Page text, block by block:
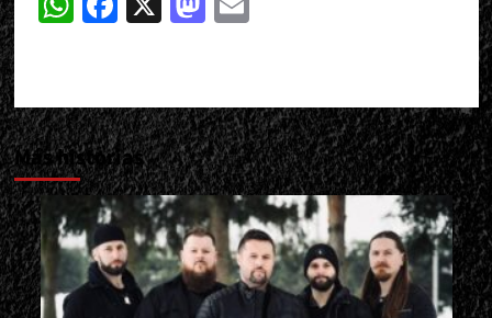
Más historias